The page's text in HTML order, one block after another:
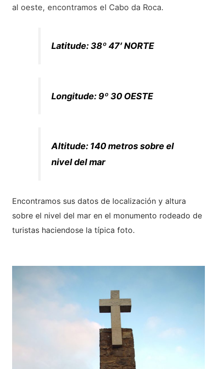
al oeste, encontramos el Cabo da Roca.
Latitude: 38º 47′ NORTE
Longitude: 9º 30 OESTE
Altitude: 140 metros sobre el
nivel del mar
Encontramos sus datos de localización y altura
sobre el nivel del mar en el monumento rodeado de
turistas haciendose la típica foto.